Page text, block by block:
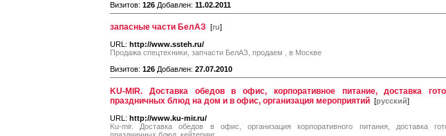
Визитов: 126 Добавлен: 11.02.2011
запасные части БелАЗ [ru]
URL: http://www.ssteh.ru/
Продажа спецтехники, запчасти БелАЗ, продаем , в Москве
Визитов: 126 Добавлен: 27.07.2010
KU-MIR. Доставка обедов в офис, корпоративное питание, доставка
праздничных блюд на дом и в офис, организация мероприятий [русский]
URL: http://www.ku-mir.ru/
Ku-mir. Доставка обедов в офис, организация корпоративного питания, доставка